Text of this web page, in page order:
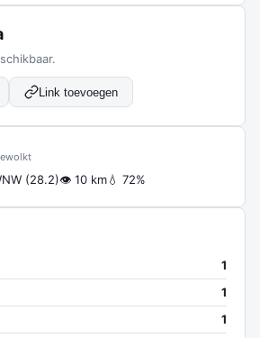
Link toevoegen
(28.2)👁 10 km💧 72%
1
1
1